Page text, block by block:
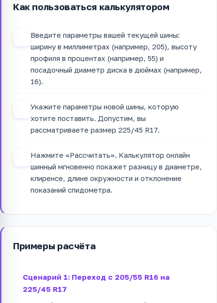
Как пользоваться калькулятором
Введите параметры вашей текущей шины:
ширину в миллиметрах (например, 205), высоту
профиля в процентах (например, 55) и
посадочный диаметр диска в дюймах (например,
16).
Укажите параметры новой шины, которую
хотите поставить. Допустим, вы
рассматриваете размер 225/45 R17.
Нажмите «Рассчитать». Калькулятор онлайн
шинный мгновенно покажет разницу в диаметре,
клиренсе, длине окружности и отклонение
показаний спидометра.
Примеры расчёта
Сценарий 1: Переход с 205/55 R16 на
225/45 R17